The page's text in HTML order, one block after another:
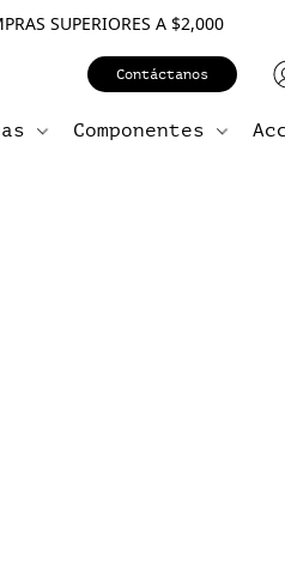
SUPERIORES A $2,000
Contáctanos
Componentes